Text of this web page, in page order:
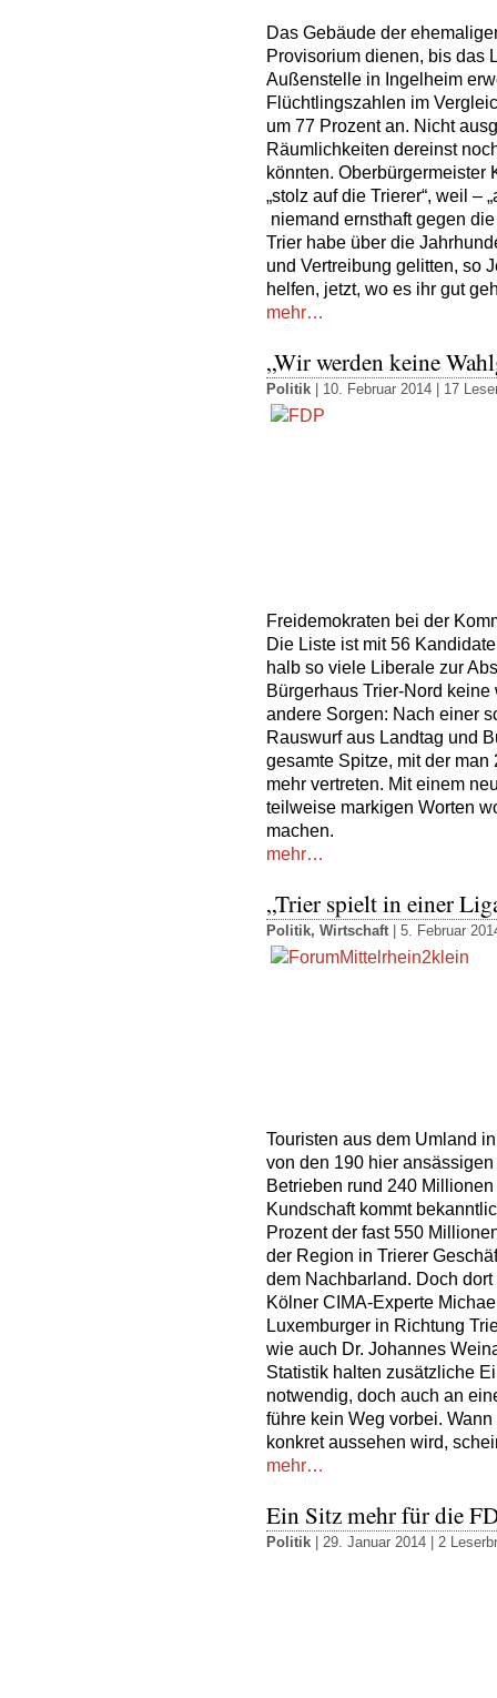
Das Gebäude der
Provisorium dienen, bis das
Außenstelle in Ingelheim
Flüchtlingszahlen im
um 77 Prozent an. Nicht
Räumlichkeiten dereinst
könnten. Oberbürgermeister
„stolz auf die Trierer“, weil –
niemand ernsthaft gegen
Trier habe über die
und Vertreibung gelitten, so
helfen, jetzt, wo es ihr gut
mehr…
„Wir werden keine
Politik | 10. Februar 2014 | 17
Freidemokraten bei der
Die Liste ist mit 56
halb so viele Liberale zur
Bürgerhaus Trier-Nord
andere Sorgen: Nach einer
Rauswurf aus Landtag und
gesamte Spitze, mit der
mehr vertreten. Mit einem
teilweise markigen Worten
machen.
mehr…
„Trier spielt in einer
Politik, Wirtschaft | 5. Februar
Touristen aus dem Umland
von den 190 hier
Betrieben rund 240
Kundschaft kommt
Prozent der fast 550
der Region in Trierer
dem Nachbarland. Doch
Kölner CIMA-Experte
Luxemburger in Richtung
wie auch Dr. Johannes
Statistik halten zusätzliche
notwendig, doch auch an
führe kein Weg vorbei.
konkret aussehen wird,
mehr…
Ein Sitz mehr für die
Politik | 29. Januar 2014 | 2